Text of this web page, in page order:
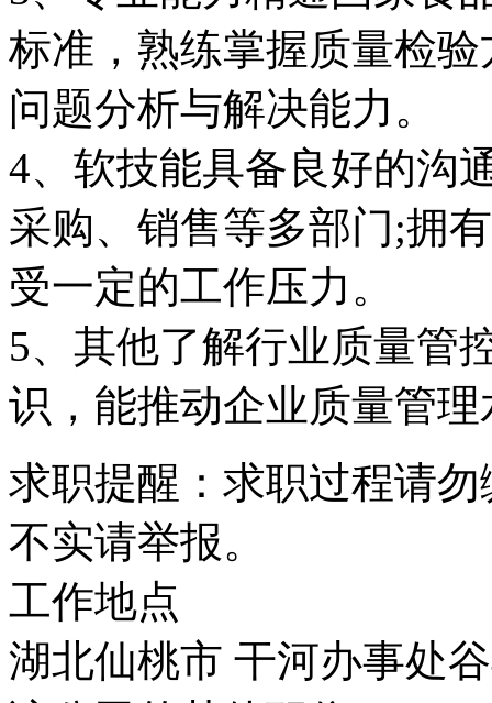
标准，熟练掌握质量检
问题分析与解决能力。
4、软技能具备良好的沟
采购、销售等多部门;拥
受一定的工作压力。
5、其他了解行业质量管
识，能推动企业质量管
求职提醒：求职过程请
不实请举报。
工作地点
湖北仙桃市 干河办事处